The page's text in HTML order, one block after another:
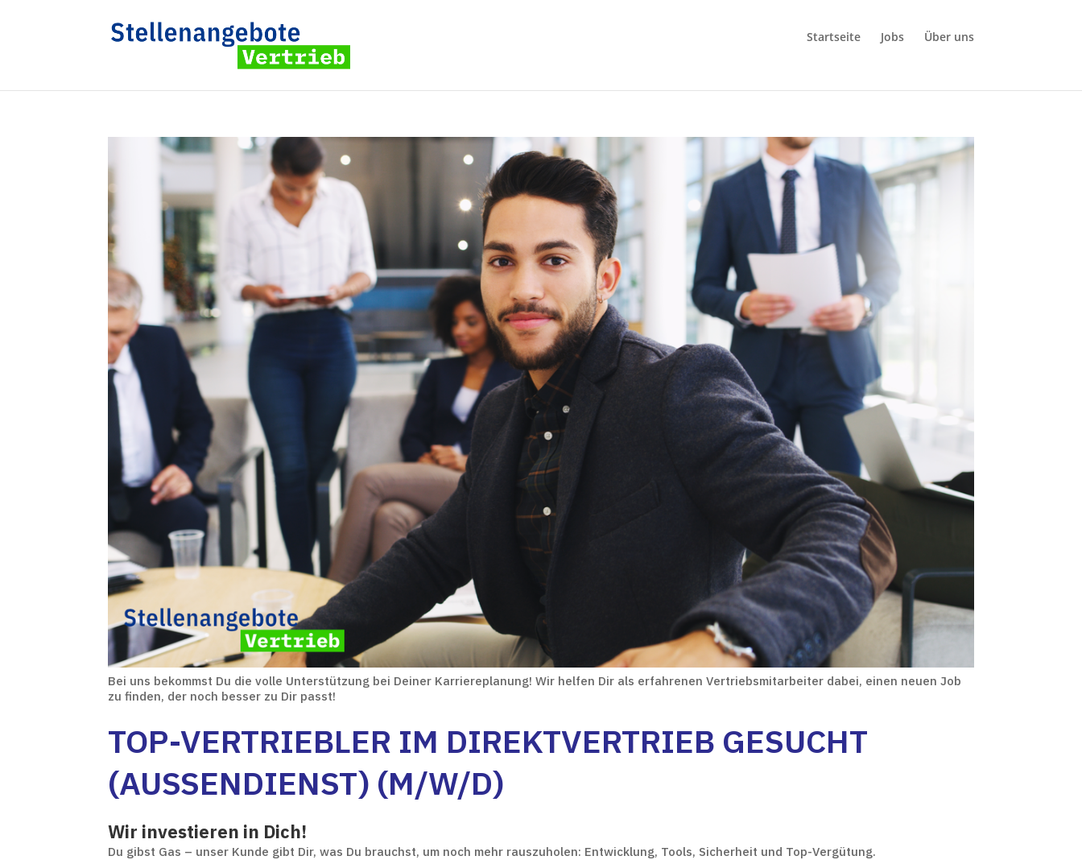
Startseite Jobs Über uns
Bei uns bekommst Du die volle Unterstützung bei Deiner Karriereplanung! Wir helfen Dir als erfahrenen Vertriebsmitarbeiter dabei, einen neuen Job
zu finden, der noch besser zu Dir passt!
TOP-VERTRIEBLER IM DIREKTVERTRIEB GESUCHT
(AUSSENDIENST) (M/W/D)
Wir investieren in Dich!
Du gibst Gas – unser Kunde gibt Dir, was Du brauchst, um noch mehr rauszuholen: Entwicklung, Tools, Sicherheit und Top-Vergütung.